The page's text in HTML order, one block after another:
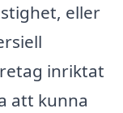
eller
inriktat
att kunna